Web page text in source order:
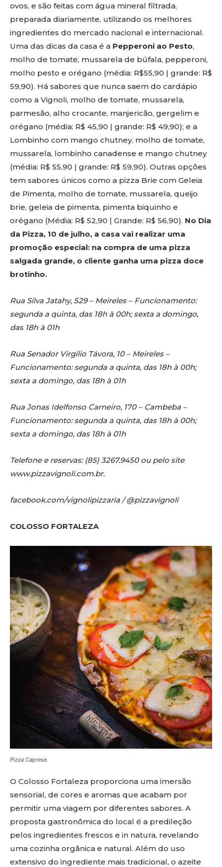
ovos, e são feitas com água mineral filtrada,
preparada diariamente, utilizando os melhores
ingredientes do mercado nacional e internacional.
Uma das dicas da casa é a Pepperoni ao Pesto,
molho de tomate, mussarela de búfala, pepperoni,
molho pesto e orégano (média: R$55,90 | grande: R$
59,90). Há sabores que nunca saem do cardápio
como a Vignoli, molho de tomate, mussarela,
parmesão, alho crocante, manjericão, gergelim e
orégano (média: R$ 45,90 | grande: R$ 49,90); e a
Lombinho com mango chutney, molho de tomate,
mussarela, lombinho canadense e mango chutney
(média: R$ 55,90 | grande: R$ 59,90). Outras opções
tem sabores únicos como a pizza Brie com Geleia
de Pimenta, molho de tomate, mussarela, queijo
brie, geleia de pimenta, pimenta biquinho e
orégano (Média: R$ 52,90 | Grande: R$ 56,90). No Dia
da Pizza, 10 de julho, a casa vai realizar uma
promoção especial: na compra de uma pizza
salgada grande, o cliente ganha uma pizza doce
brotinho.
Rua Silva Jatahy, 529 – Meireles – Funcionamento:
segunda a quinta, das 18h à 00h; sexta a domingo,
das 18h à 01h
Rua Senador Virgilio Távora, 10 – Meireles –
Funcionamento: segunda a quinta, das 18h à 00h;
sexta a domingo, das 18h à 01h
Rua Jonas Idelfonso Carneiro, 170 – Cambeba –
Funcionamento: segunda a quinta, das 18h à 00h;
sexta a domingo, das 18h à 01h
Telefone e reservas: (85) 3267.9450 ou pelo site
www.pizzavignoli.com.br.
facebook.com/vignolipizzaria / @pizzavignoli
COLOSSO FORTALEZA
Pizza Caprese.
O Colosso Fortaleza proporciona uma imersão
sensorial, de cores e aromas que acabam por
permitir uma viagem por diferentes sabores. A
proposta gastronômica do local é a predileção
pelos ingredientes frescos e in natura, revelando
uma cozinha orgânica e natural. Além do uso
extensivo do ingrediente mais tradicional, o azeite